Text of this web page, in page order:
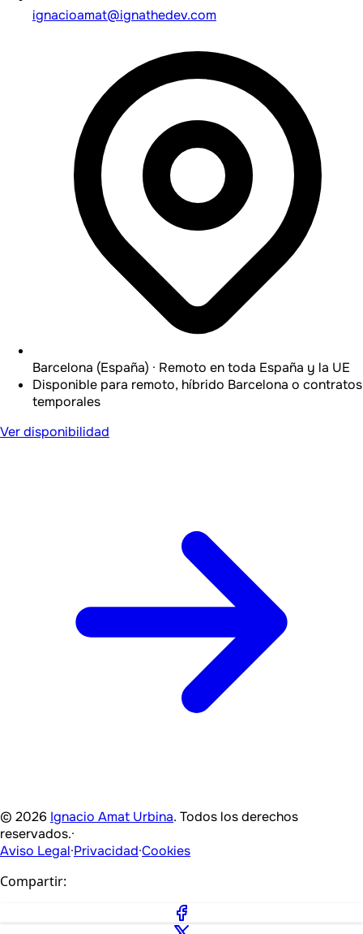
ignacioamat@ignathedev.com
Barcelona (España) · Remoto en toda España y la UE
Disponible para remoto, híbrido Barcelona o contratos
temporales
Ver disponibilidad
© 2026 Ignacio Amat Urbina. Todos los derechos
reservados.·
Aviso Legal·Privacidad·Cookies
Compartir: